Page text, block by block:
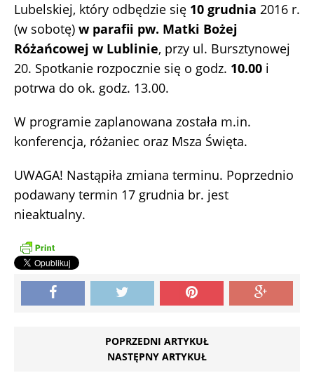
Lubelskiej, który odbędzie się 10 grudnia 2016 r.
(w sobotę) w parafii pw. Matki Bożej
Różańcowej w Lublinie, przy ul. Bursztynowej
20. Spotkanie rozpocznie się o godz. 10.00 i
potrwa do ok. godz. 13.00.
W programie zaplanowana została m.in.
konferencja, różaniec oraz Msza Święta.
UWAGA! Nastąpiła zmiana terminu. Poprzednio
podawany termin 17 grudnia br. jest
nieaktualny.
POPRZEDNI ARTYKUŁ
NASTĘPNY ARTYKUŁ